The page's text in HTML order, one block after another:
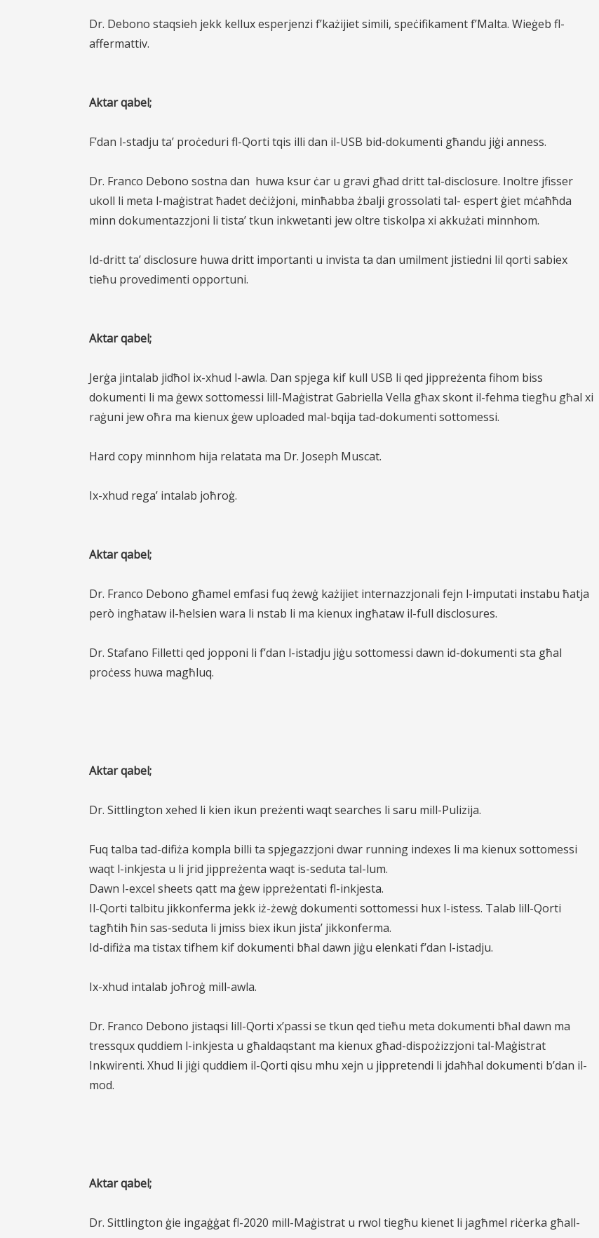
Dr. Debono staqsieh jekk kellux esperjenzi f’każijiet simili, speċifikament f’Malta. Wieġeb fl-
affermattiv.
Aktar qabel;
F’dan l-stadju ta’ proċeduri fl-Qorti tqis illi dan il-USB bid-dokumenti għandu jiġi anness.
Dr. Franco Debono sostna dan huwa ksur ċar u gravi għad dritt tal-disclosure. Inoltre jfisser
ukoll li meta l-maġistrat ħadet deċiżjoni, minħabba żbalji grossolati tal- espert ġiet mċaħħda
minn dokumentazzjoni li tista’ tkun inkwetanti jew oltre tiskolpa xi akkużati minnhom.
Id-dritt ta’ disclosure huwa dritt importanti u invista ta dan umilment jistiedni lil qorti sabiex
tieħu provedimenti opportuni.
Aktar qabel;
Jerġa jintalab jidħol ix-xhud l-awla. Dan spjega kif kull USB li qed jippreżenta fihom biss
dokumenti li ma ġewx sottomessi lill-Maġistrat Gabriella Vella għax skont il-fehma tiegħu għal xi
raġuni jew oħra ma kienux ġew uploaded mal-bqija tad-dokumenti sottomessi.
Hard copy minnhom hija relatata ma Dr. Joseph Muscat.
Ix-xhud rega’ intalab joħroġ.
Aktar qabel;
Dr. Franco Debono għamel emfasi fuq żewġ każijiet internazzjonali fejn l-imputati instabu ħatja
però ingħataw il-ħelsien wara li nstab li ma kienux ingħataw il-full disclosures.
Dr. Stafano Filletti qed jopponi li f’dan l-istadju jiġu sottomessi dawn id-dokumenti sta għal
proċess huwa magħluq.
Aktar qabel;
Dr. Sittlington xehed li kien ikun preżenti waqt searches li saru mill-Pulizija.
Fuq talba tad-difiża kompla billi ta spjegazzjoni dwar running indexes li ma kienux sottomessi
waqt l-inkjesta u li jrid jippreżenta waqt is-seduta tal-lum.
Dawn l-excel sheets qatt ma ġew ippreżentati fl-inkjesta.
Il-Qorti talbitu jikkonferma jekk iż-żewġ dokumenti sottomessi hux l-istess. Talab lill-Qorti
tagħtih ħin sas-seduta li jmiss biex ikun jista’ jikkonferma.
Id-difiża ma tistax tifhem kif dokumenti bħal dawn jiġu elenkati f’dan l-istadju.
Ix-xhud intalab joħroġ mill-awla.
Dr. Franco Debono jistaqsi lill-Qorti x’passi se tkun qed tieħu meta dokumenti bħal dawn ma
tressqux quddiem l-inkjesta u għaldaqstant ma kienux għad-dispożizzjoni tal-Maġistrat
Inkwirenti. Xhud li jiġi quddiem il-Qorti qisu mhu xejn u jippretendi li jdaħħal dokumenti b’dan il-
mod.
Aktar qabel;
Dr. Sittlington ġie ingaġġat fl-2020 mill-Maġistrat u rwol tiegħu kienet li jagħmel riċerka għall-